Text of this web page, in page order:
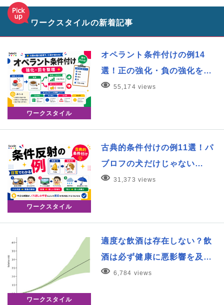
ワークスタイルの新着記事
ワークスタイル
オペラント条件付けの例14
選！正の強化・負の強化を…
55,174 views
ワークスタイル
古典的条件付けの例11選！パ
ブロフの犬だけじゃない…
31,373 views
ワークスタイル
適度な飲酒は存在しない？飲
酒は必ず健康に悪影響を及…
6,784 views